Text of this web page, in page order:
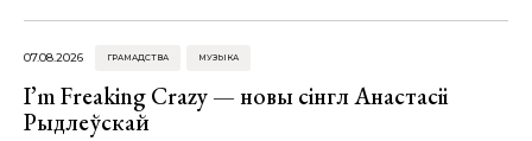
07.08.2026 ГРАМАДСТВА МУЗЫКА
I’m Freaking Crazy — новы сінгл Анастасіі
Рыдлеўскай